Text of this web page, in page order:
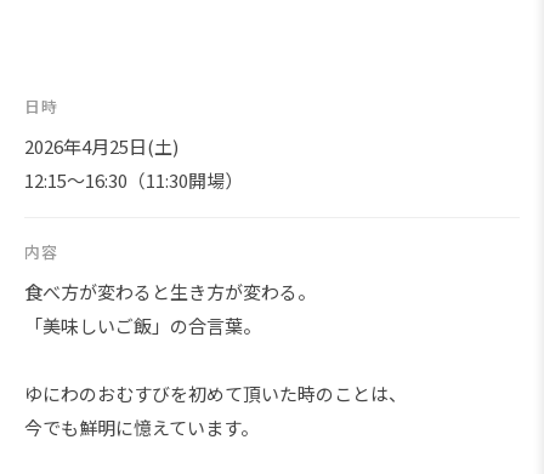
日時
2026年4月25日(土)
12:15～16:30（11:30開場）
内容
食べ方が変わると生き方が変わる。
「美味しいご飯」の合言葉。
ゆにわのおむすびを初めて頂いた時のことは、
今でも鮮明に憶えています。